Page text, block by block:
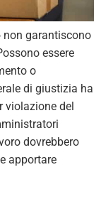
non garantiscono
essere
o
di giustizia ha
violazione del
dovrebbero
apportare